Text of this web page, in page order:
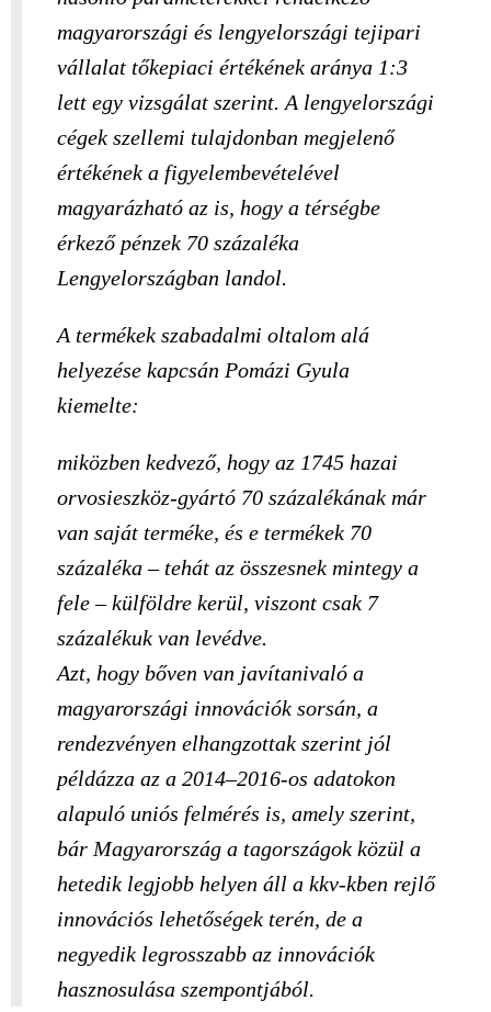
magyarországi és lengyelországi tejipari
vállalat tőkepiaci értékének aránya 1:3
lett egy vizsgálat szerint. A lengyelországi
cégek szellemi tulajdonban megjelenő
értékének a figyelembevételével
magyarázható az is, hogy a térségbe
érkező pénzek 70 százaléka
Lengyelországban landol.
A termékek szabadalmi oltalom alá
helyezése kapcsán Pomázi Gyula
kiemelte:
miközben kedvező, hogy az 1745 hazai
orvosieszköz-gyártó 70 százalékának már
van saját terméke, és e termékek 70
százaléka – tehát az összesnek mintegy a
fele – külföldre kerül, viszont csak 7
százalékuk van levédve.
Azt, hogy bőven van javítanivaló a
magyarországi innovációk sorsán, a
rendezvényen elhangzottak szerint jól
példázza az a 2014–2016-os adatokon
alapuló uniós felmérés is, amely szerint,
bár Magyarország a tagországok közül a
hetedik legjobb helyen áll a kkv-kben rejlő
innovációs lehetőségek terén, de a
negyedik legrosszabb az innovációk
hasznosulása szempontjából.